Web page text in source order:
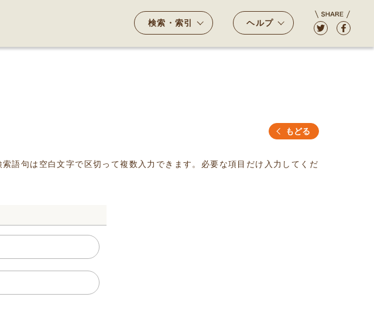
検索・索引 ヘルプ
もどる
語句は空白文字で区切って複数入力できます。必要な項目だけ入力してくだ